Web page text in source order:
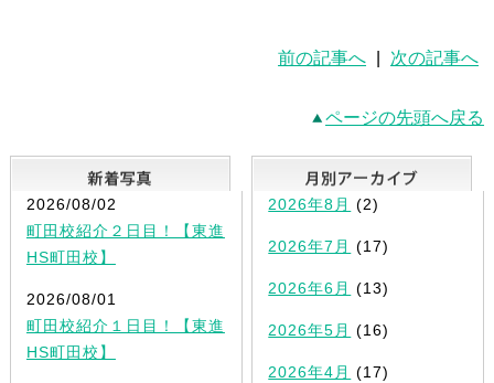
前の記事へ 次の記事へ
ページの先頭へ戻る
新着写真
2026/08/02
町田校紹介２日目！【東進
HS町田校】
2026/08/01
町田校紹介１日目！【東進
HS町田校】
2026年8月 (2)
2026年7月 (17)
2026年6月 (13)
2026年5月 (16)
2026年4月 (17)